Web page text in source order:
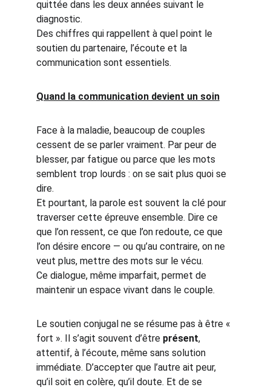
quittée dans les deux années suivant le
diagnostic.
Des chiffres qui rappellent à quel point le
soutien du partenaire, l’écoute et la
communication sont essentiels.
Quand la communication devient un soin
Face à la maladie, beaucoup de couples
cessent de se parler vraiment. Par peur de
blesser, par fatigue ou parce que les mots
semblent trop lourds : on se sait plus quoi se
dire.
Et pourtant, la parole est souvent la clé pour
traverser cette épreuve ensemble. Dire ce
que l’on ressent, ce que l’on redoute, ce que
l’on désire encore — ou qu’au contraire, on ne
veut plus, mettre des mots sur le vécu.
Ce dialogue, même imparfait, permet de
maintenir un espace vivant dans le couple.
Le soutien conjugal ne se résume pas à être «
fort ». Il s’agit souvent d’être présent,
attentif, à l’écoute, même sans solution
immédiate. D’accepter que l’autre ait peur,
qu’il soit en colère, qu’il doute. Et de se